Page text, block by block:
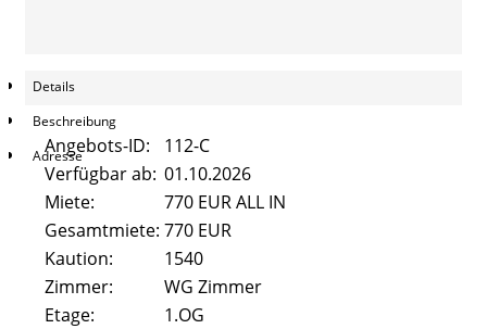
FAQ
Details
Beschreibung
Adresse
Angebots-ID:
112-C
Verfügbar ab: 01.10.2026
Miete:
770 EUR ALL IN
Gesamtmiete: 770 EUR
Kaution:
1540
Zimmer:
WG Zimmer
Etage:
1.OG